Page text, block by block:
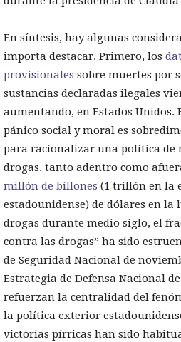
En síntesis, hay algunas
importa destacar. Primero, los
provisionales sobre muertes por
sustancias declaradas ilegales
aumentando, en Estados Unidos.
pánico social y moral es
para racionalizar una política de
drogas, tanto adentro como
millón de billones (1 trillón en la
estadounidense) de dólares en la
drogas durante medio siglo, el
contra las drogas” ha sido
de Seguridad Nacional de
Estrategia de Defensa Nacional
refuerzan la centralidad del
la política exterior
victorias pírricas han sido